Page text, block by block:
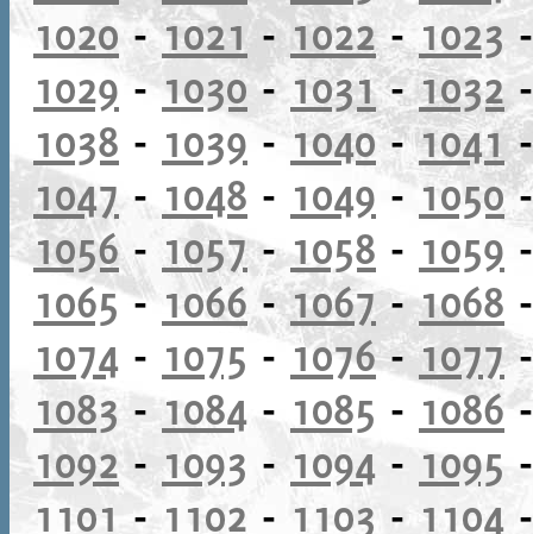
1020-1021-1022- 1023
1029 -1030- 1031-1032
1038 - 1039 -1040-1041
1047- 1048 - 1049 - 1050
1056- 1057-1058 - 1059
1065- 1066-1067-1068
1074 - 1075 - 1076-1077
1083-1084 - 1085 - 1086
1092- 1093 - 1094 - 1095
1101 - 1102 - 1103 - 1104